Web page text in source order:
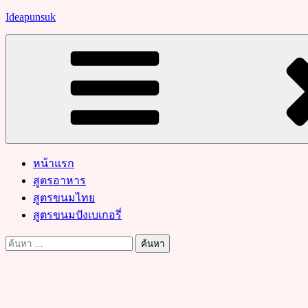
Skip
Ideapunsuk
หน้าแรก
สูตรอาหาร
สูตรขนมไทย
สูตรขนมปังเบเกอรี่
ค้นหา